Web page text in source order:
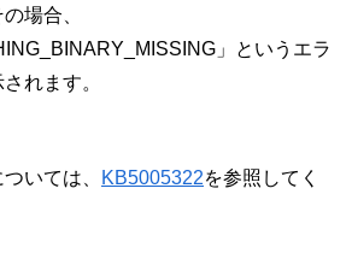
場合、
」というエラ
れます。
いては、
KB5005322を参照してく